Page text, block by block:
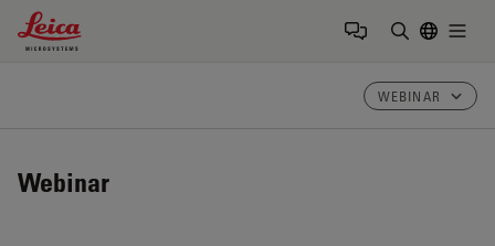
Leica Microsystems Logo
WEBINAR
Webinar